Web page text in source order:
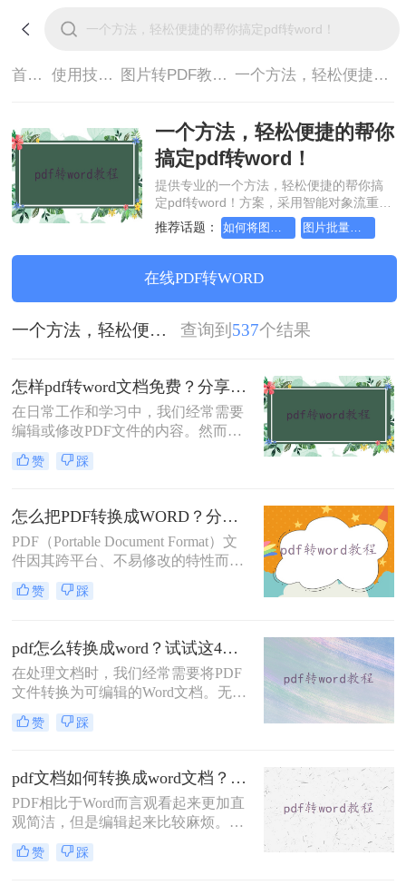
首页> 使用技巧> 图片转PDF教程> 一个方法，轻松便捷的帮你搞定pdf转word！
一个方法，轻松便捷的帮你
搞定pdf转word！
提供专业的一个方法，轻松便捷的帮你搞
定pdf转word！方案，采用智能对象流重构
技术，确保文档1:1高保真还原且排版不乱
码。支持一键批量处理，全链路 SSL 加密
保障隐私安全。助您快速实现一个方法，
轻松便捷的帮你搞定pdf转word！，无需安
装，高效办公。
推荐话题：
在线PDF转WORD
一个方法，轻松便捷的帮你搞定pdf转word！ 查询到 537个结果
怎样pdf转word文档免费？分享这3种转换方法!
在日常工作和学习中，我们经常需要
编辑或修改PDF文件的内容。然而，
由于PDF格式的只读特性，直接编辑
并不容易。那么怎样pdf转word文档免
PDF转Word方法。
赞 踩
怎么把PDF转换成WORD？分享四种转换方法！
PDF（Portable Document Format）文
件因其跨平台、不易修改的特性而被
广泛使用，但在某些情况下，我们可
能需要将PDF转换为Word文档以便进
成WORD呢？本文将介绍四种将PDF
转换成Word的实用方法，涵盖了从手
动操作到专业软件的多种途径。
赞 踩
pdf怎么转换成word？试试这4种解决方法！
在处理文档时，我们经常需要将PDF
文件转换为可编辑的Word文档。无论
是为了修改内容、复制文本还是其他
用途，掌握几种有效的PDF转Word方
word呢？本文将详细介绍几种常用的
转换方式。
赞 踩
pdf文档如何转换成word文档？高效转换方法与实用技巧分享！
PDF相比于Word而言观看起来更加直
观简洁，但是编辑起来比较麻烦。我
们在办公的过程中经常会收到PDF格
式的文档，编辑整理PDF文档时就需
赞 踩